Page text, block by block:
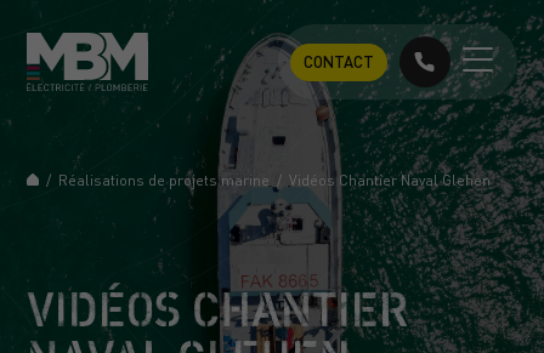
CONTACT
/ Réalisations de projets marine /Vidéos Chantier Naval Glehen
VIDÉOS CHANTIER